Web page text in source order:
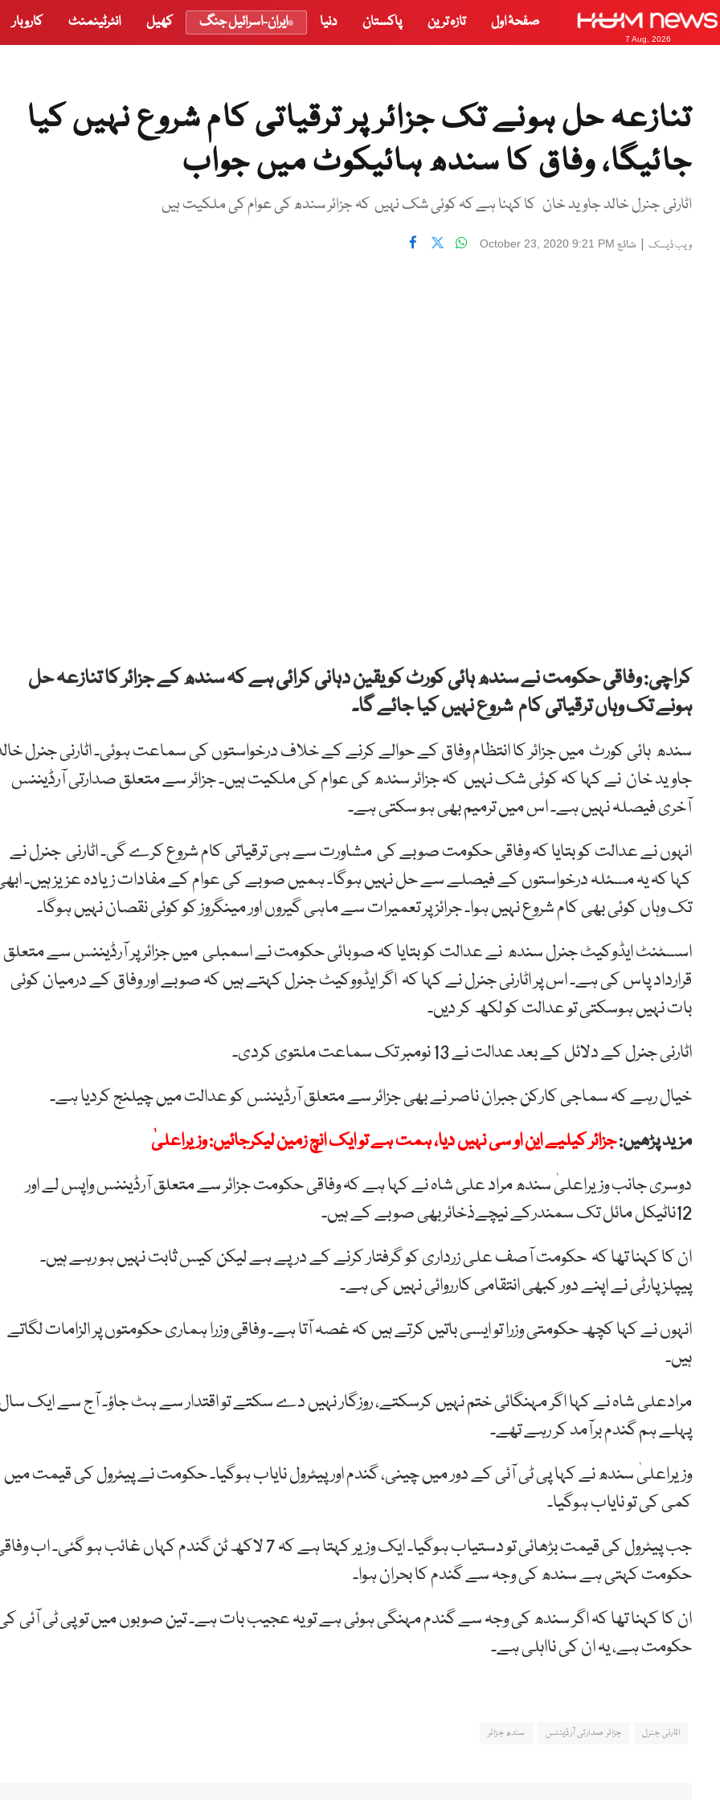
7 Aug, 2026
صفحۂ اول تازہ ترین پاکستان دنیا ایران-اسرائیل جنگ کھیل انٹرٹینمنٹ کاروبار
تنازعہ حل ہونے تک جزائر پر ترقیاتی کام شروع نہیں کیا
جائیگا، وفاق کا سندھ ہائیکوٹ میں جواب
اٹارنی جنرل خالد جاوید خان کا کہنا ہے کہ کوئی شک نہیں کہ جزائر سندھ کی عوام کی ملکیت ہیں
ویب ڈیسک | شائع October 23, 2020 9:21 PM
کراچی: وفاقی حکومت نے سندھ ہائی کورٹ کو یقین دہانی کرائی ہے کہ سندھ کے جزائر کا تنازعہ حل
ہونے تک وہاں ترقیاتی کام شروع نہیں کیا جائے گا۔
سندھ ہائی کورٹ میں جزائر کا انتظام وفاق کے حوالے کرنے کے خلاف درخواستوں کی سماعت ہوئی۔ اٹارنی جنرل
جاوید خان نے کہا کہ کوئی شک نہیں کہ جزائر سندھ کی عوام کی ملکیت ہیں۔ جزائر سے متعلق صدارتی آرڈیننس
آخری فیصلہ نہیں ہے۔ اس میں ترمیم بھی ہو سکتی ہے۔
انہوں نے عدالت کو بتایا کہ وفاقی حکومت صوبے کی مشاورت سے ہی ترقیاتی کام شروع کرے گی۔ اٹارنی جنرل نے
کہا کہ یہ مسئلہ درخواستوں کے فیصلے سے حل نہیں ہوگا۔ ہمیں صوبے کی عوام کے مفادات زیادہ عزیز ہیں۔
تک وہاں کوئی بھی کام شروع نہیں ہوا۔ جرائز پر تعمیرات سے ماہی گیروں اور مینگروز کو کوئی نقصان نہیں ہوگا۔
اسسٹنٹ ایڈوکیٹ جنرل سندھ نے عدالت کو بتایا کہ صوبائی حکومت نے اسمبلی میں جزائر پر آرڈیننس سے متعلق
قرارداد پاس کی ہے۔ اس پر اٹارنی جنرل نے کہا کہ اگر ایڈووکیٹ جنرل کہتے ہیں کہ صوبے اور وفاق کے درمیان کوئی
بات نہیں ہوسکتی تو عدالت کو لکھ کر دیں۔
اٹارنی جنرل کے دلائل کے بعد عدالت نے 13 نومبر تک سماعت ملتوی کردی۔
خیال رہے کہ سماجی کارکن جبران ناصر نے بھی جزائر سے متعلق آرڈیننس کو عدالت میں چیلنج کردیا ہے۔
مزید پڑھیں:جزائر کیلیے این او سی نہیں دیا، ہمت ہے تو ایک انچ زمین لیکرجائیں: وزیراعلیٰ
دوسری جانب وزیراعلیٰ سندھ مراد علی شاہ نے کہا ہے کہ وفاقی حکومت جزائر سے متعلق آرڈیننس واپس لے اور
12ناٹیکل مائل تک سمندرکے نیچےذخائربھی صوبے کے ہیں۔
ان کا کہنا تھا کہ حکومت آصف علی زرداری کو گرفتار کرنے کے درپے ہے لیکن کیس ثابت نہیں ہو رہے ہیں۔
پیپلزپارٹی نے اپنے دور کبھی انتقامی کارروائی نہیں کی ہے۔
انہوں نے کہا کچھ حکومتی وزرا تو ایسی باتیں کرتے ہیں کہ غصہ آتا ہے۔ وفاقی وزرا ہماری حکومتوں پر الزامات لگاتے
ہیں۔
مرادعلی شاہ نے کہا اگر مہنگائی ختم نہیں کرسکتے، روزگار نہیں دے سکتے تو اقتدار سے ہٹ جاؤ۔ آج سے ایک
پہلے ہم گندم برآمد کر رہے تھے۔
وزیراعلیٰ سندھ نے کہا پی ٹی آئی کے دور میں چینی، گندم اور پیٹرول نایاب ہوگیا۔ حکومت نے پیٹرول کی قیمت میں
کمی کی تو نایاب ہوگیا۔
جب پیٹرول کی قیمت بڑھائی تو دستیاب ہوگیا۔ ایک وزیر کہتا ہے کہ 7 لاکھ ٹن گندم کہاں غائب ہو گئی۔ اب
حکومت کہتی ہے سندھ کی وجہ سے گندم کا بحران ہوا۔
ان کا کہنا تھا کہ اگر سندھ کی وجہ سے گندم مہنگی ہوئی ہے تو یہ عجیب بات ہے۔ تین صوبوں میں تو پی ٹی آئی
حکومت ہے، یہ ان کی نااہلی ہے۔
اٹارنی جنرل جزائر صدارتی آرڈیننس سندھ جزائر